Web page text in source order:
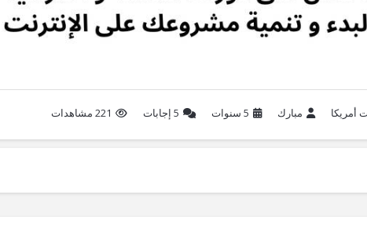
أمريكا مبارك 5 سنوات 5 إجابات 221 مشاهدات